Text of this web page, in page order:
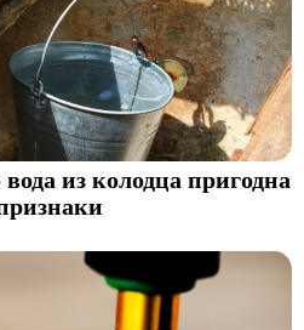
из колодца пригодна